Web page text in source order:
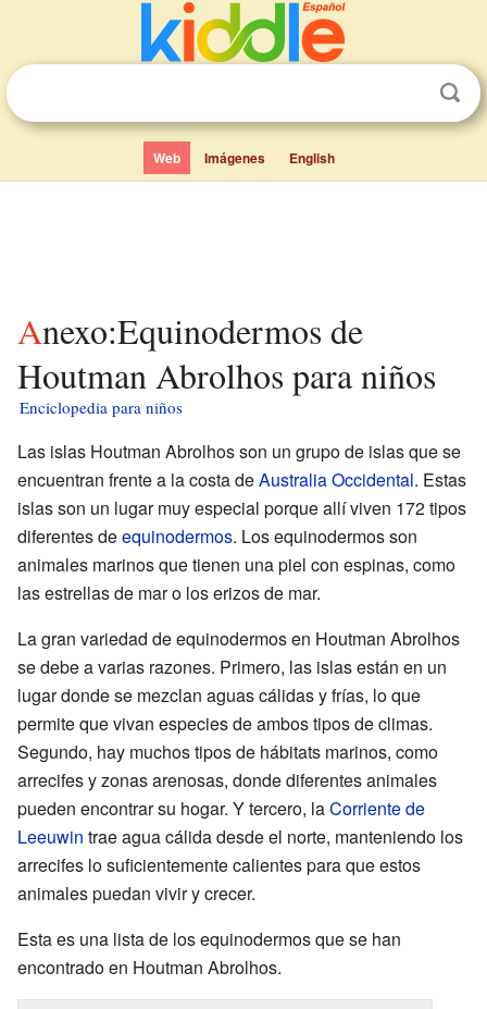
Web Imágenes English
Anexo:Equinodermos de
Houtman Abrolhos para niños
Enciclopedia para niños
Las islas Houtman Abrolhos son un grupo de islas que se
encuentran frente a la costa deAustralia Occidental. Estas
islas son un lugar muy especial porque allí viven 172 tipos
diferentes deequinodermos. Los equinodermos son
animales marinos que tienen una piel con espinas, como
las estrellas de mar o los erizos de mar.
La gran variedad de equinodermos en Houtman Abrolhos
se debe a varias razones. Primero, las islas están en un
lugar donde se mezclan aguas cálidas y frías, lo que
permite que vivan especies de ambos tipos de climas.
Segundo, hay muchos tipos de hábitats marinos, como
arrecifes y zonas arenosas, donde diferentes animales
pueden encontrar su hogar. Y tercero, laCorriente de
Leeuwin trae agua cálida desde el norte, manteniendo los
arrecifes lo suficientemente calientes para que estos
animales puedan vivir y crecer.
Esta es una lista de los equinodermos que se han
encontrado en Houtman Abrolhos.